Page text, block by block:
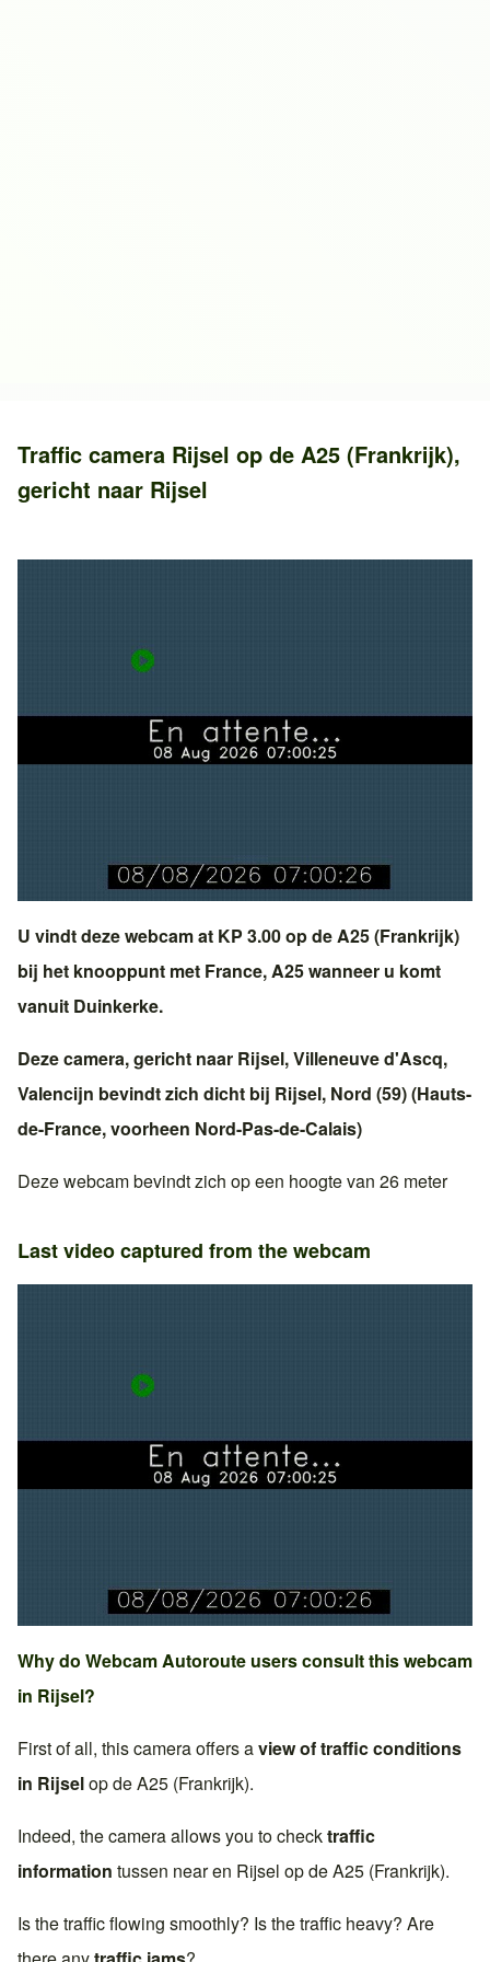
Traffic camera Rijsel op de A25 (Frankrijk),
gericht naar Rijsel
U vindt deze webcam at KP 3.00 op deA25 (Frankrijk)
bij het knooppunt met France, A25wanneer u komt
vanuit Duinkerke.
Deze camera, gericht naar Rijsel,Villeneuve d'Ascq,
Valencijn bevindt zich dicht bij Rijsel, Nord (59)(Hauts-
de-France, voorheen Nord-Pas-de-Calais)
Deze webcam bevindt zich op een hoogte van 26 meter
Last video captured from the webcam
Why do Webcam Autoroute users consult this webcam
in Rijsel?
First of all, this camera offers aview of traffic conditions
in Rijselop deA25 (Frankrijk).
Indeed, the camera allows you to checktraffic
information tussen near en Rijsel op deA25 (Frankrijk).
Is the traffic flowing smoothly? Is the traffic heavy? Are